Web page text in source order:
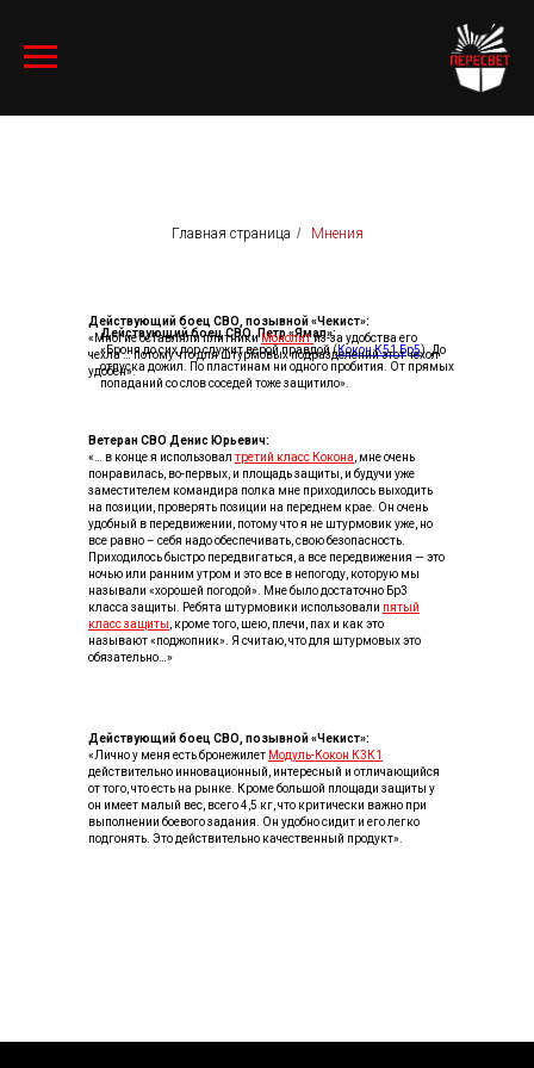
Главная страница / Мнения
Действующий боец СВО, Петр «Ямал»:
«Броня до сих пор служит верой правдой (Кокон К51 Бр5). До
отпуска дожил. По пластинам ни одного пробития. От прямых
попаданий со слов соседей тоже защитило».
Действующий боец СВО, позывной «Чекист»:
«Многие оставляли плитникиМонолитиз-за удобства его
чехла … потому что для штурмовых подразделений этот чехол
удобен».
Ветеран СВО Денис Юрьевич:
«… в конце я использовал третий класс Кокона , мне очень
понравилась, во-первых, и площадь защиты, и будучи уже
заместителем командира полка мне приходилось выходить
на позиции, проверять позиции на переднем крае. Он очень
удобный в передвижении, потому что я не штурмовик уже, но
все равно – себя надо обеспечивать, свою безопасность.
Приходилось быстро передвигаться, а все передвижения — это
ночью или ранним утром и это все в непогоду, которую мы
называли «хорошей погодой». Мне было достаточно Бр3
класса защиты. Ребята штурмовики использовали пятый
класс защиты , кроме того, шею, плечи, пах и как это
называют «поджопник». Я считаю, что для штурмовых это
обязательно…»
Действующий боец СВО, позывной «Чекист»:
«Лично у меня есть бронежилет Модуль-Кокон К3К1
действительно инновационный, интересный и отличающийся
от того, что есть на рынке. Кроме большой площади защиты у
он имеет малый вес, всего 4,5 кг, что критически важно при
выполнении боевого задания. Он удобно сидит и его легко
подгонять. Это действительно качественный продукт».